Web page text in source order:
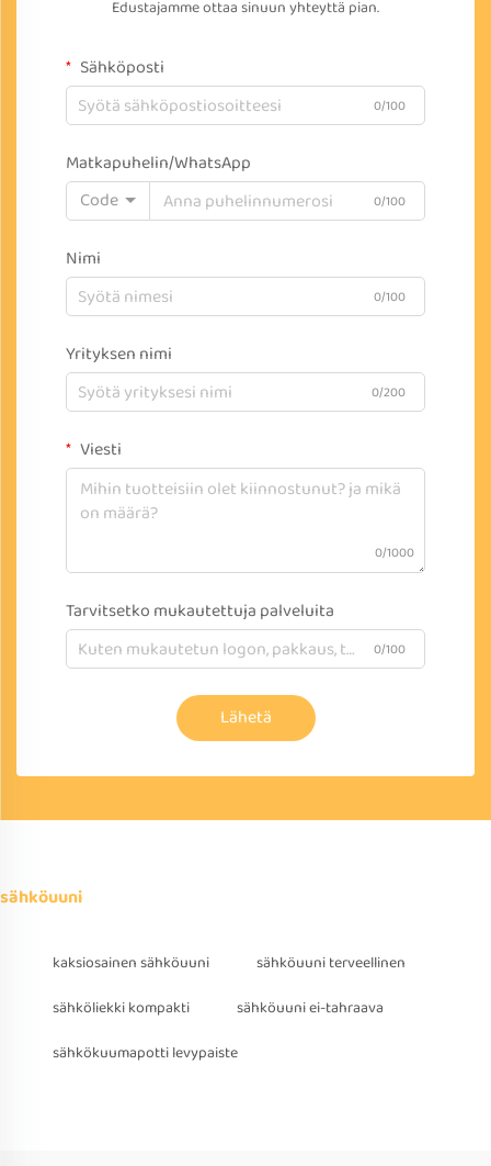
Edustajamme ottaa sinuun yhteyttä pian.
Sähköposti
0/100
Matkapuhelin/WhatsApp
Code
0/100
Nimi
0/100
Yrityksen nimi
0/200
Viesti
0/1000
Tarvitsetko mukautettuja palveluita
0/100
Lähetä
sähköuuni
kaksiosainen sähköuuni
sähköuuni terveellinen
sähköliekki kompakti
sähköuuni ei-tahraava
sähkökuumapotti levypaiste